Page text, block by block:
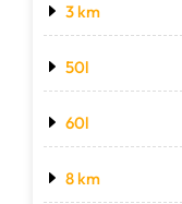
3 km
50l
60l
8 km